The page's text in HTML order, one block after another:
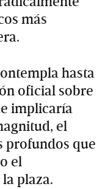
más
hasta
oficial sobre
implicaría
el
profundos que
el
plaza.